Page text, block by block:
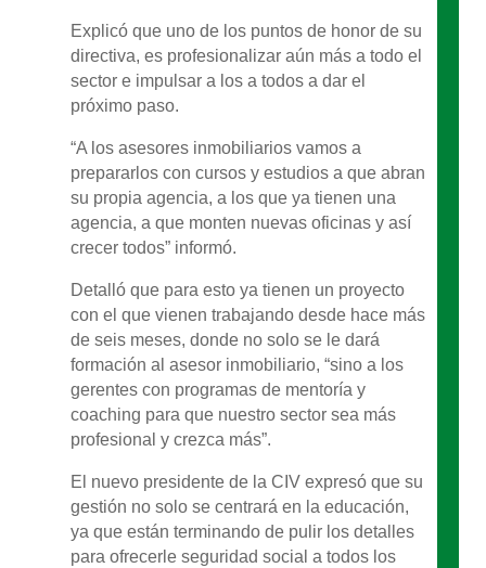
Explicó que uno de los puntos de honor de su
directiva, es profesionalizar aún más a todo el
sector e impulsar a los a todos a dar el
próximo paso.
“A los asesores inmobiliarios vamos a
prepararlos con cursos y estudios a que abran
su propia agencia, a los que ya tienen una
agencia, a que monten nuevas oficinas y así
crecer todos” informó.
Detalló que para esto ya tienen un proyecto
con el que vienen trabajando desde hace más
de seis meses, donde no solo se le dará
formación al asesor inmobiliario, “sino a los
gerentes con programas de mentoría y
coaching para que nuestro sector sea más
profesional y crezca más”.
El nuevo presidente de la CIV expresó que su
gestión no solo se centrará en la educación,
ya que están terminando de pulir los detalles
para ofrecerle seguridad social a todos los